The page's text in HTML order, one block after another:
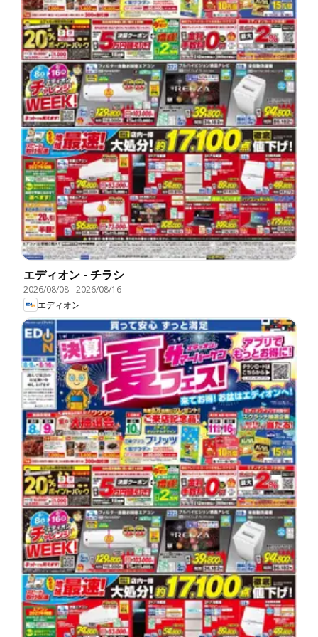
エディオン - チラシ
2026/08/08-2026/08/16
エディオン